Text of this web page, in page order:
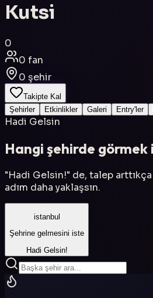
Kutsi
0
0 fan
0 şehir
Takipte Kal
Şehirler
Etkinlikler Galeri Entry'ler
Hadi Gelsin
Hangi şehirde görmek
"Hadi Gelsin!" de, talep
adım daha yaklaşsın.
istanbul
Şehrine gelmesini iste
Hadi Gelsin!